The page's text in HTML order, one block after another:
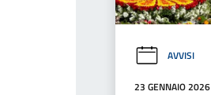
AVVISI
23 GENNAIO 2026